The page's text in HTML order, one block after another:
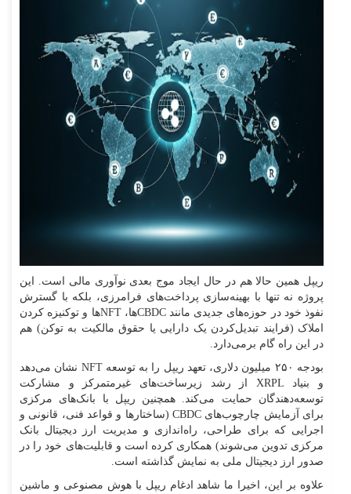
ریپل همین حالا هم در حال ایجاد موج بعدی نوآوری مالی است. این
پروژه نه تنها با بهینه‌سازی پرداخت‌های فرامرزی، بلکه با گسترش
نفوذ خود در حوزه‌های جدیدی مانند CBDCها، NFTها و توکنیزه کردن
املاک (فرایند تبدیل‌کردن یک دارایی یا حقوق مالکیت به توکن) هم
در این راه گام برمی‌دارد.
بودجه ۲۵۰ میلیون دلاری، تعهد ریپل را به توسعه NFT نشان می‌دهد
و بنیاد XRPL از رشد زیرساخت‌های غیرمتمرکز و مشارکت
توسعه‌دهندگان حمایت می‌کند. همچنین ریپل با بانک‌های مرکزی
برای آزمایش چارچوب‌های CBDC (ساختارها و قواعد فنی، قانونی و
اجرایی که برای طراحی، راه‌اندازی و مدیریت ارز دیجیتال بانک
مرکزی تدوین می‌شوند) همکاری کرده است و قابلیت‌های خود را در
صدور ارز دیجیتال ملی به نمایش گذاشته است.
علاوه بر این، اخیرا ما شاهد ادغام ریپل با هوش مصنوعی و ماشین